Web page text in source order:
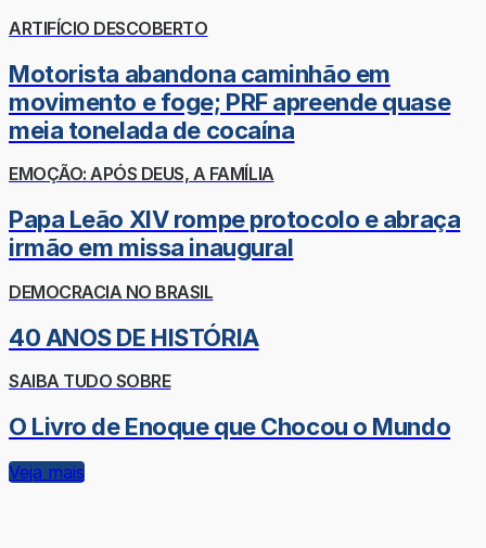
ARTIFÍCIO DESCOBERTO
Motorista abandona caminhão em
movimento e foge; PRF apreende quase
meia tonelada de cocaína
EMOÇÃO: APÓS DEUS, A FAMÍLIA
Papa Leão XIV rompe protocolo e abraça
irmão em missa inaugural
DEMOCRACIA NO BRASIL
40 ANOS DE HISTÓRIA
SAIBA TUDO SOBRE
O Livro de Enoque que Chocou o Mundo
Veja mais